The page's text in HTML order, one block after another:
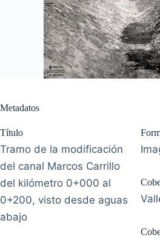
Metadatos
Título
Tramo de la modificación
del canal Marcos Carrillo
del kilómetro 0+000 al
0+200, visto desde aguas
abajo